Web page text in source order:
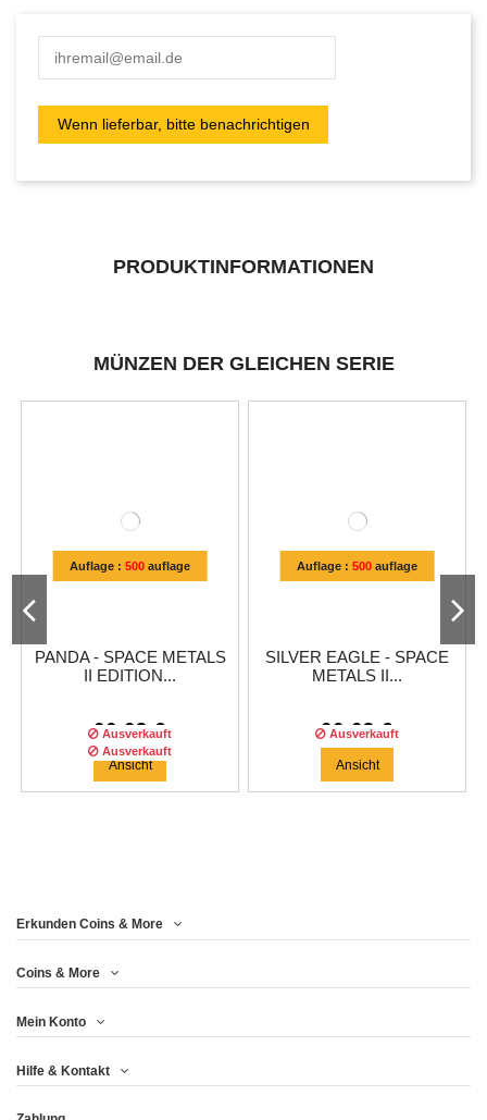
PRODUKTINFORMATIONEN
MÜNZEN DER GLEICHEN SERIE
Auflage : 500auflage
PANDA - SPACE METALS
II EDITION...
66,63 €
Ausverkauft
Ansicht
Auflage : 500auflage
SILVER EAGLE - SPACE
METALS II...
66,63 €
Ausverkauft
Ansicht
Auflage :
METALS II...
Ausverkauft
Erkunden Coins & More
Coins & More
Mein Konto
Hilfe & Kontakt